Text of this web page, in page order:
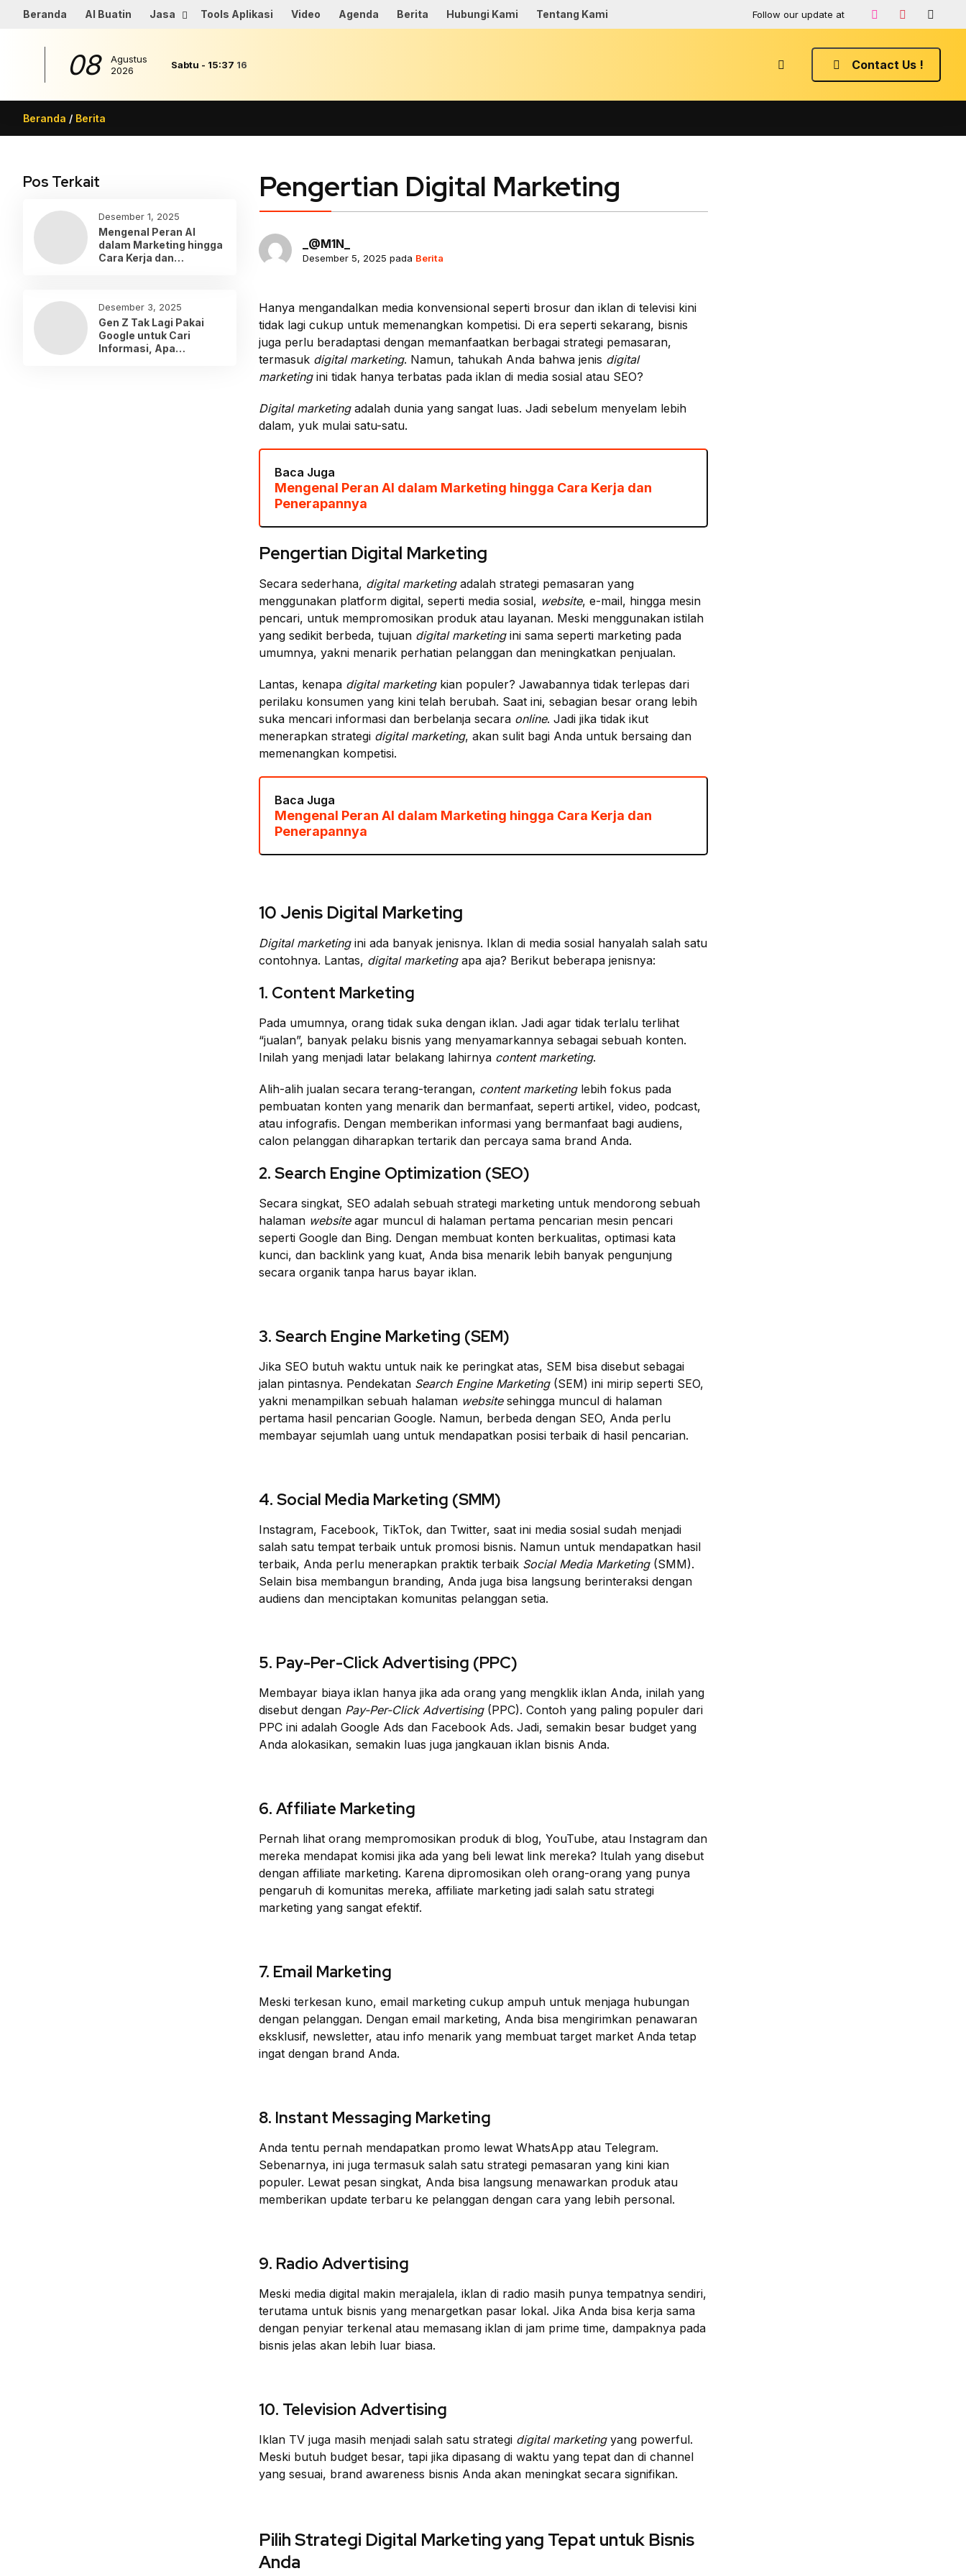
Beranda AI Buatin Jasa Tools Aplikasi Video Agenda Berita Hubungi Kami Tentang Kami Follow our update at
08
Agustus
2026
Sabtu - 15:37 16 Contact Us !
Beranda / Berita
Pengertian Digital Marketing
_@M1N_
Desember 5, 2025 pada Berita
Hanya mengandalkan media konvensional seperti brosur dan iklan di televisi kini
tidak lagi cukup untuk memenangkan kompetisi. Di era seperti sekarang, bisnis
juga perlu beradaptasi dengan memanfaatkan berbagai strategi pemasaran,
termasuk digital marketing. Namun, tahukah Anda bahwa jenis digital
marketingini tidak hanya terbatas pada iklan di media sosial atau SEO?
Digital marketingadalah dunia yang sangat luas. Jadi sebelum menyelam lebih
dalam, yuk mulai satu-satu.
Baca Juga
Mengenal Peran AI dalam Marketing hingga Cara Kerja dan
Penerapannya
Pengertian Digital Marketing
Secara sederhana, digital marketingadalah strategi pemasaran yang
menggunakan platform digital, seperti media sosial, website, e-mail, hingga mesin
pencari, untuk mempromosikan produk atau layanan. Meski menggunakan istilah
yang sedikit berbeda, tujuan digital marketingini sama seperti marketing pada
umumnya, yakni menarik perhatian pelanggan dan meningkatkan penjualan.
Lantas, kenapa digital marketingkian populer? Jawabannya tidak terlepas dari
perilaku konsumen yang kini telah berubah. Saat ini, sebagian besar orang lebih
suka mencari informasi dan berbelanja secara online. Jadi jika tidak ikut
menerapkan strategi digital marketing, akan sulit bagi Anda untuk bersaing dan
memenangkan kompetisi.
Baca Juga
Mengenal Peran AI dalam Marketing hingga Cara Kerja dan
Penerapannya
10 Jenis Digital Marketing
Digital marketingini ada banyak jenisnya. Iklan di media sosial hanyalah salah satu
contohnya. Lantas, digital marketingapa aja? Berikut beberapa jenisnya:
1. Content Marketing
Pada umumnya, orang tidak suka dengan iklan. Jadi agar tidak terlalu terlihat
“jualan”, banyak pelaku bisnis yang menyamarkannya sebagai sebuah konten.
Inilah yang menjadi latar belakang lahirnya content marketing.
Alih-alih jualan secara terang-terangan, content marketinglebih fokus pada
pembuatan konten yang menarik dan bermanfaat, seperti artikel, video, podcast,
atau infografis. Dengan memberikan informasi yang bermanfaat bagi audiens,
calon pelanggan diharapkan tertarik dan percaya sama brand Anda.
2. Search Engine Optimization (SEO)
Secara singkat, SEO adalah sebuah strategi marketing untuk mendorong sebuah
halaman websiteagar muncul di halaman pertama pencarian mesin pencari
seperti Google dan Bing. Dengan membuat konten berkualitas, optimasi kata
kunci, dan backlink yang kuat, Anda bisa menarik lebih banyak pengunjung
secara organik tanpa harus bayar iklan.
3. Search Engine Marketing (SEM)
Jika SEO butuh waktu untuk naik ke peringkat atas, SEM bisa disebut sebagai
jalan pintasnya. Pendekatan Search Engine Marketing(SEM) ini mirip seperti SEO,
yakni menampilkan sebuah halaman websitesehingga muncul di halaman
pertama hasil pencarian Google. Namun, berbeda dengan SEO, Anda perlu
membayar sejumlah uang untuk mendapatkan posisi terbaik di hasil pencarian.
4. Social Media Marketing (SMM)
Instagram, Facebook, TikTok, dan Twitter, saat ini media sosial sudah menjadi
salah satu tempat terbaik untuk promosi bisnis. Namun untuk mendapatkan hasil
terbaik, Anda perlu menerapkan praktik terbaik Social Media Marketing(SMM).
Selain bisa membangun branding, Anda juga bisa langsung berinteraksi dengan
audiens dan menciptakan komunitas pelanggan setia.
5. Pay-Per-Click Advertising (PPC)
Membayar biaya iklan hanya jika ada orang yang mengklik iklan Anda, inilah yang
disebut dengan Pay-Per-Click Advertising(PPC). Contoh yang paling populer dari
PPC ini adalah Google Ads dan Facebook Ads. Jadi, semakin besar budget yang
Anda alokasikan, semakin luas juga jangkauan iklan bisnis Anda.
6. Affiliate Marketing
Pernah lihat orang mempromosikan produk di blog, YouTube, atau Instagram dan
mereka mendapat komisi jika ada yang beli lewat link mereka? Itulah yang disebut
dengan affiliate marketing. Karena dipromosikan oleh orang-orang yang punya
pengaruh di komunitas mereka, affiliate marketing jadi salah satu strategi
marketing yang sangat efektif.
7. Email Marketing
Meski terkesan kuno, email marketing cukup ampuh untuk menjaga hubungan
dengan pelanggan. Dengan email marketing, Anda bisa mengirimkan penawaran
eksklusif, newsletter, atau info menarik yang membuat target market Anda tetap
ingat dengan brand Anda.
8. Instant Messaging Marketing
Anda tentu pernah mendapatkan promo lewat WhatsApp atau Telegram.
Sebenarnya, ini juga termasuk salah satu strategi pemasaran yang kini kian
populer. Lewat pesan singkat, Anda bisa langsung menawarkan produk atau
memberikan update terbaru ke pelanggan dengan cara yang lebih personal.
9. Radio Advertising
Meski media digital makin merajalela, iklan di radio masih punya tempatnya sendiri,
terutama untuk bisnis yang menargetkan pasar lokal. Jika Anda bisa kerja sama
dengan penyiar terkenal atau memasang iklan di jam prime time, dampaknya pada
bisnis jelas akan lebih luar biasa.
10. Television Advertising
Iklan TV juga masih menjadi salah satu strategi digital marketingyang powerful.
Meski butuh budget besar, tapi jika dipasang di waktu yang tepat dan di channel
yang sesuai, brand awareness bisnis Anda akan meningkat secara signifikan.
Pilih Strategi Digital Marketing yang Tepat untuk Bisnis
Anda
Pos Terkait
Desember 1, 2025
Mengenal Peran AI
dalam Marketing hingga
Cara Kerja dan
Desember 3, 2025
Gen Z Tak Lagi Pakai
Google untuk Cari
Informasi, Apa